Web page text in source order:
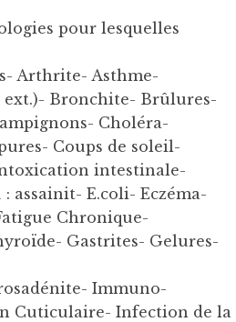
pour lesquelles
Arthrite- Asthme-
ext.)- Bronchite- Brûlures-
Choléra-
Coups de soleil-
intestinale-
E.coli- Eczéma-
Chronique-
Gastrites- Gelures-
Immuno-
Cuticulaire- Infection de la